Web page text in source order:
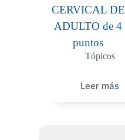
CERVICAL DE
ADULTO de 4
puntos
Tópicos
Leer más